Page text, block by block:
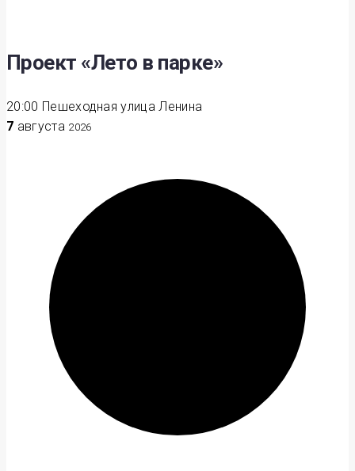
Проект «Лето в парке»
20:00 Пешеходная улица Ленина
7 августа 2026